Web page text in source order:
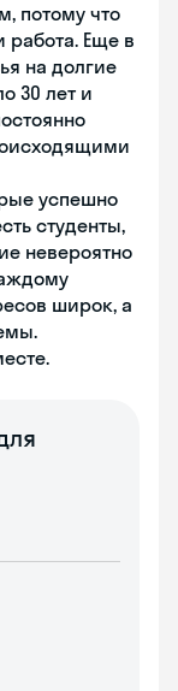
потому что
работа. Еще в
на долгие
30 лет и
успешно
студенты,
невероятно
широк, а